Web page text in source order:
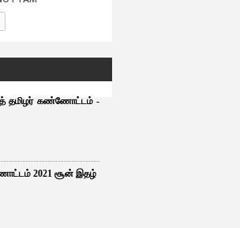
தமிழர் கண்ணோட்டம் -
2021 சூன் இதழ்